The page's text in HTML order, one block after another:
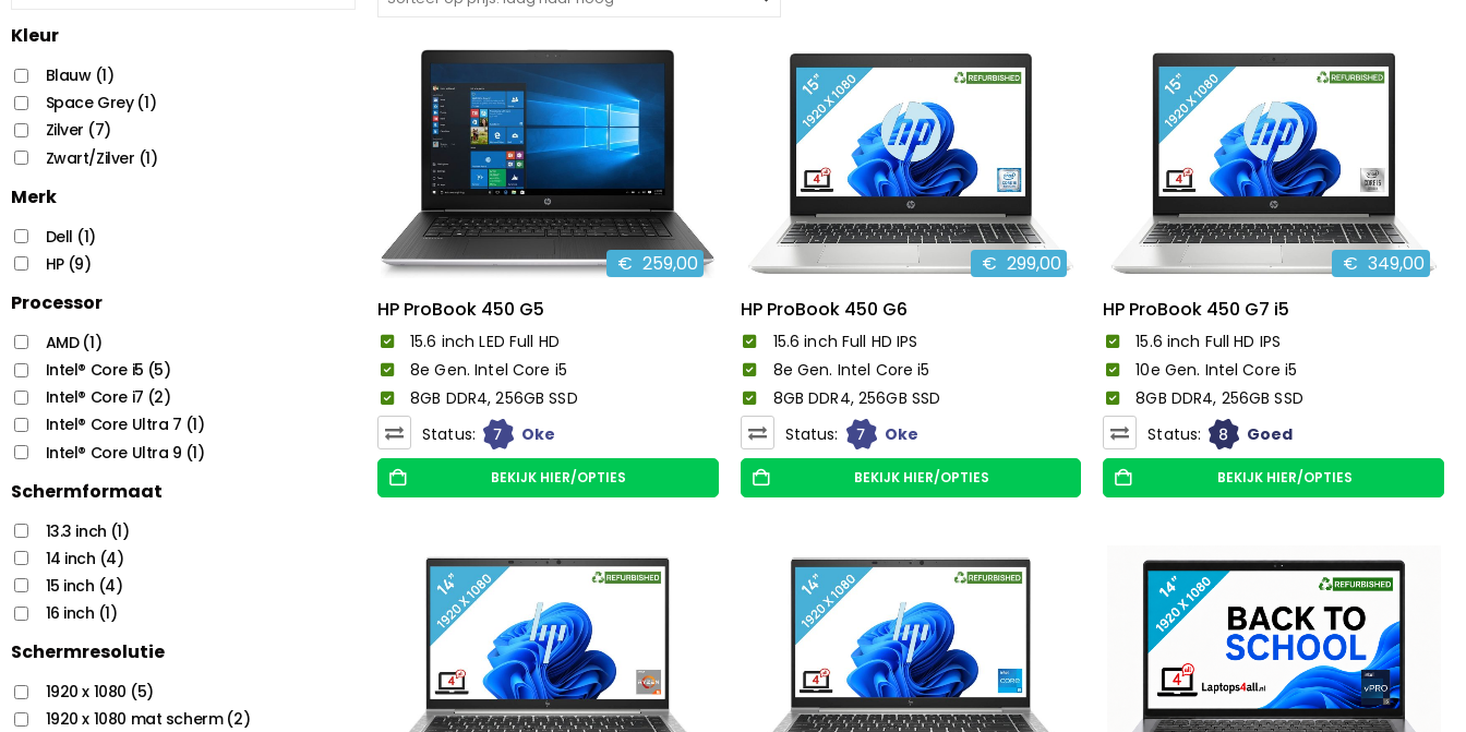
€ 259,00
HP ProBook 450 G5
15.6 inch LED Full HD
8e Gen. Intel Core i5
8GB DDR4, 256GB SSD
Status:
7 Oke
BEKIJK HIER/OPTIES
€ 299,00
HP ProBook 450 G6
15.6 inch Full HD IPS
8e Gen. Intel Core i5
8GB DDR4, 256GB SSD
Status:
7 Oke
BEKIJK HIER/OPTIES
€ 349,00
HP ProBook 450 G7 i5
15.6 inch Full HD IPS
10e Gen. Intel Core i5
8GB DDR4, 256GB SSD
Status:
8 Goed
BEKIJK HIER/OPTIES
Kleur
Blauw (1)
Space Grey (1)
Zilver (7)
Zwart/Zilver (1)
Merk
Dell (1)
HP (9)
Processor
AMD (1)
Intel® Core i5 (5)
Intel® Core i7 (2)
Intel® Core Ultra 7 (1)
Intel® Core Ultra 9 (1)
Schermformaat
13.3 inch (1)
14 inch (4)
15 inch (4)
16 inch (1)
Schermresolutie
1920 x 1080 (5)
1920 x 1080 mat scherm (2)